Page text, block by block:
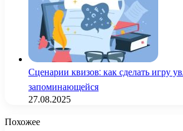
Сценарии квизов: как сделать игру
запоминающейся
27.08.2025
Похожее